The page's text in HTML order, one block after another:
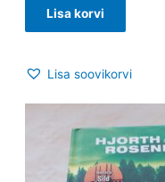
Lisa korvi
Lisa soovikorvi